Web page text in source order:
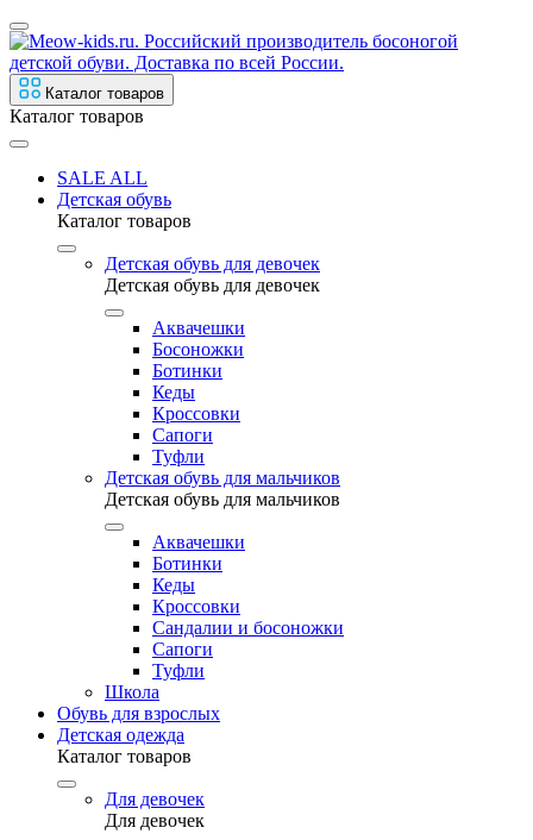
Каталог товаров
Каталог товаров
SALE ALL
Детская обувь
Каталог товаров
Детская обувь для девочек
Детская обувь для девочек
Аквачешки
Босоножки
Ботинки
Кеды
Кроссовки
Сапоги
Туфли
Детская обувь для мальчиков
Детская обувь для мальчиков
Аквачешки
Ботинки
Кеды
Кроссовки
Сандалии и босоножки
Сапоги
Туфли
Школа
Обувь для взрослых
Детская одежда
Каталог товаров
Для девочек
Для девочек